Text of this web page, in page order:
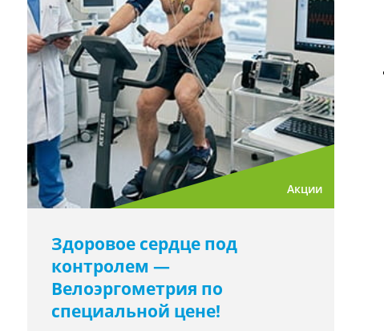
Акции
Здоровое сердце под
контролем —
Велоэргометрия по
специальной цене!